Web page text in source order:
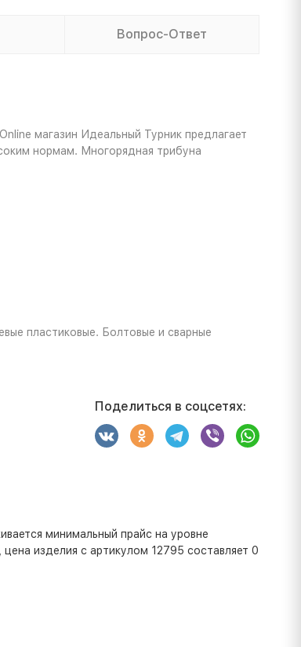
Вопрос-Ответ
магазин Идеальный Турник предлагает
нормам. Многорядная трибуна
пластиковые. Болтовые и сварные
Поделиться в соцсетях:
минимальный прайс на уровне
изделия с артикулом 12795 составляет 0